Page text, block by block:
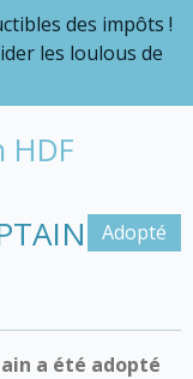
HDF
des impôts !
les loulous de
Adopté
a été adopté